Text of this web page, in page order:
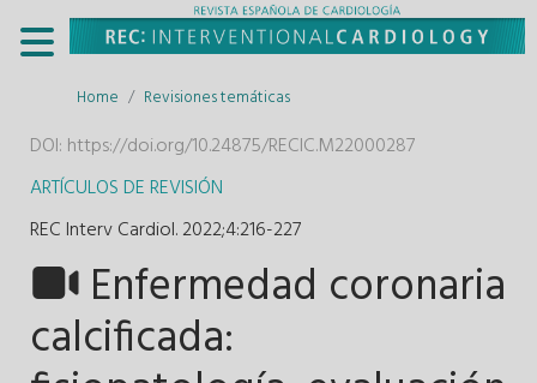
Home Revisiones temáticas
DOI: https://doi.org/10.24875/RECIC.M22000287
ARTÍCULOS DE REVISIÓN
REC Interv Cardiol. 2022;4:216-227
Enfermedad coronaria
calcificada: